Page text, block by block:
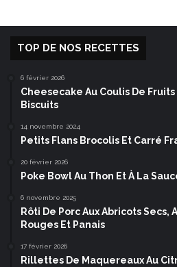
TOP DE NOS RECETTES
6 février 2026
Cheesecake Au Coulis De
Biscuits
14 novembre 2024
Petits Flans Brocolis Et Carré
20 février 2026
Poke Bowl Au Thon Et À La
6 novembre 2025
Rôti De Porc Aux Abricots Secs,
Rouges Et Panais
17 février 2026
Rillettes De Maquereaux Au